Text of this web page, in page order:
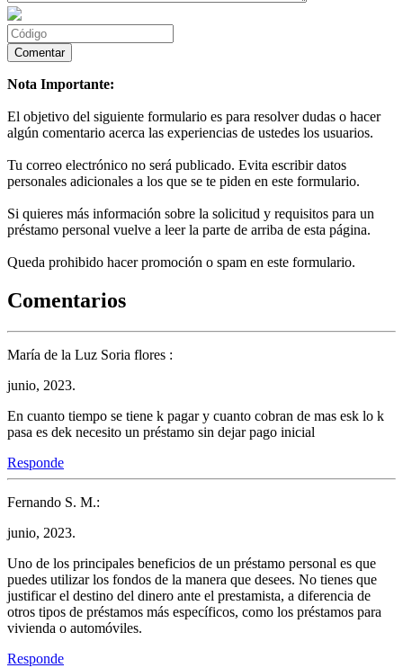
Nota Importante:
El objetivo del siguiente formulario es para resolver dudas o hacer
algún comentario acerca las experiencias de ustedes los usuarios.
Tu correo electrónico no será publicado. Evita escribir datos
personales adicionales a los que se te piden en este formulario.
Si quieres más información sobre la solicitud y requisitos para un
préstamo personal vuelve a leer la parte de arriba de esta página.
Queda prohibido hacer promoción o spam en este formulario.
Comentarios
María de la Luz Soria flores :
junio, 2023.
En cuanto tiempo se tiene k pagar y cuanto cobran de mas esk lo k
pasa es dek necesito un préstamo sin dejar pago inicial
Responde
Fernando S. M.:
junio, 2023.
Uno de los principales beneficios de un préstamo personal es que
puedes utilizar los fondos de la manera que desees. No tienes que
justificar el destino del dinero ante el prestamista, a diferencia de
otros tipos de préstamos más específicos, como los préstamos para
vivienda o automóviles.
Responde